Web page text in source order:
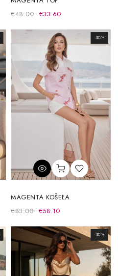
€48.00 €33.60
-30%
MAGENTA KOŠEĽA
€83.00 €58.10
-30%